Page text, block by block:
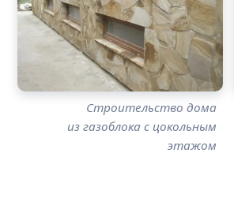
Строительство дома
из газоблока с цокольным
этажом